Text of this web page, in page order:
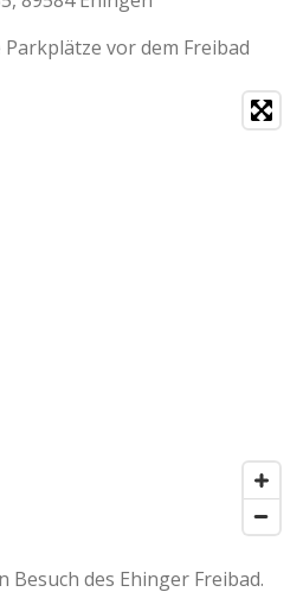
vor dem Freibad
Besuch des Ehinger Freibad.